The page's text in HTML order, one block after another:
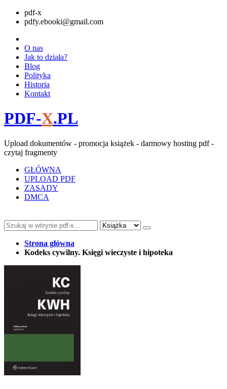
pdf-x
pdfy.ebooki@gmail.com
O nas
Jak to działa?
Blog
Polityka
Historia
Kontakt
PDF-X.PL
Upload dokumentów - promocja książek - darmowy hosting pdf -
czytaj fragmenty
GŁÓWNA
UPLOAD PDF
ZASADY
DMCA
Strona główna
Kodeks cywilny. Księgi wieczyste i hipoteka